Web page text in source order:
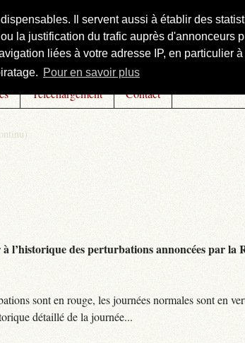
Il servent aussi à établir des
la justification du trafic auprès d'annonceurs
liées à votre adresse IP, en particulier
Pour en savoir plus
Téléchargement Contact
l’historique des perturbations annoncées par la
sont en rouge, les journées normales sont en
détaillé de la journée...